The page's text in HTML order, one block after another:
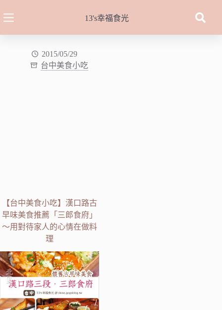
至
13's幸福食光
2015/05/29
台中美食小吃
【台中美食小吃】漢口路古
早味美食推薦「三郎食府」
～用對待家人的心情在做料
理